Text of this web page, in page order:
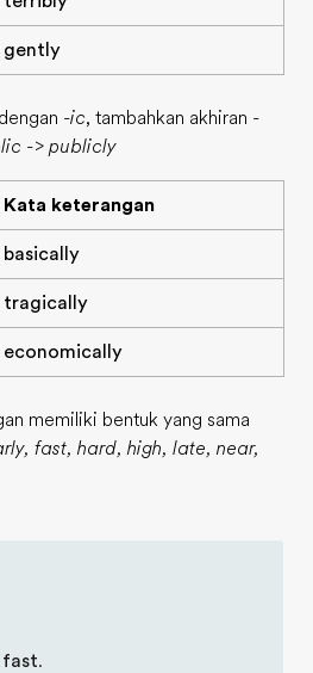
gently
-ic, tambahkan akhiran -
-> publicly
Kata keterangan
basically
tragically
economically
memiliki bentuk yang sama
fast, hard, high, late, near,
fast.